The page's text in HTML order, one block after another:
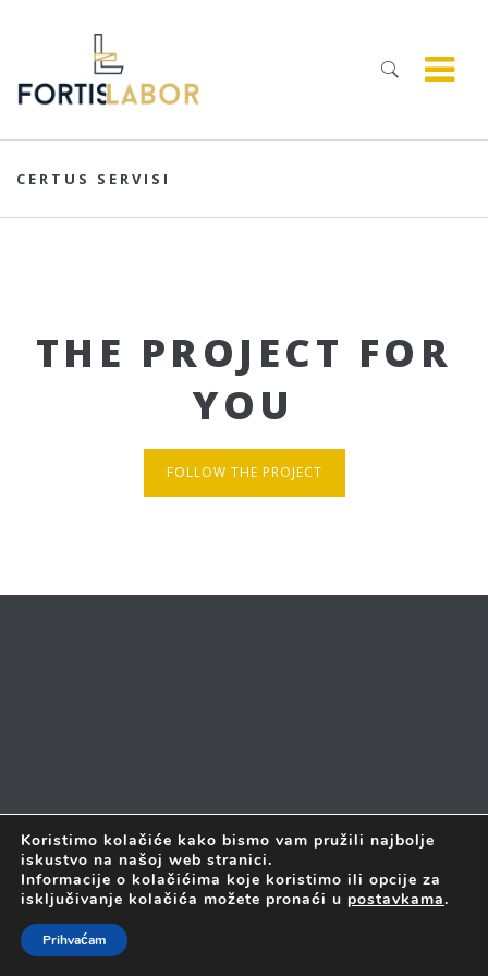
CERTUS SERVISI
THE PROJECT FOR
YOU
FOLLOW THE PROJECT
2017 © SVA PRAVA PRIDRŽANA
PONOSNI ČLANZAGREBAČKOG INOVACIJSKOG CENTRA
Koristimo kolačiće kako bismo vam pružili najbolje
iskustvo na našoj web stranici.
Informacije o kolačićima koje koristimo ili opcije za
isključivanje kolačića možete pronaći u postavkama.
Prihvaćam